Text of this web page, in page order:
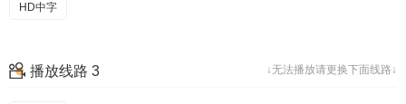
HD中字
↓无法播放请更换下面线路↓
播放线路 3